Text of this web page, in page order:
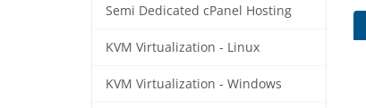
Semi Dedicated cPanel Hosting
KVM Virtualization - Linux
KVM Virtualization - Windows